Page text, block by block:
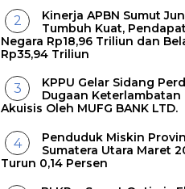
Kinerja APBN Sumut
Tumbuh Kuat,
Negara Rp18,96 Triliun dan
Rp35,94 Triliun
KPPU Gelar Sidang
Dugaan Keterlambatan
Akuisis Oleh MUFG BANK LTD.
Penduduk Miskin
Sumatera Utara Maret
Turun 0,14 Persen